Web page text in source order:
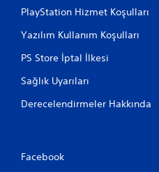
PlayStation Hizmet Koşulları
Yazılım Kullanım Koşulları
PS Store İptal İlkesi
Sağlık Uyarıları
Derecelendirmeler Hakkında
Facebook